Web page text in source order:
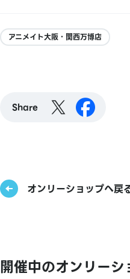
アニメイト大阪・関西万博店
Share
オンリーショップへ戻
開催中のオンリーシ